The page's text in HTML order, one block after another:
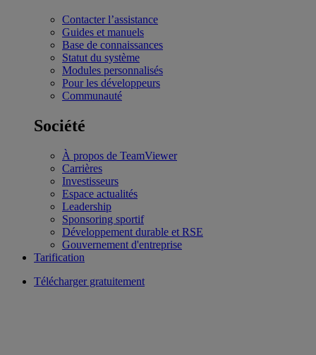
Contacter l’assistance
Guides et manuels
Base de connaissances
Statut du système
Modules personnalisés
Pour les développeurs
Communauté
Société
À propos de TeamViewer
Carrières
Investisseurs
Espace actualités
Leadership
Sponsoring sportif
Développement durable et RSE
Gouvernement d'entreprise
Tarification
Télécharger gratuitement